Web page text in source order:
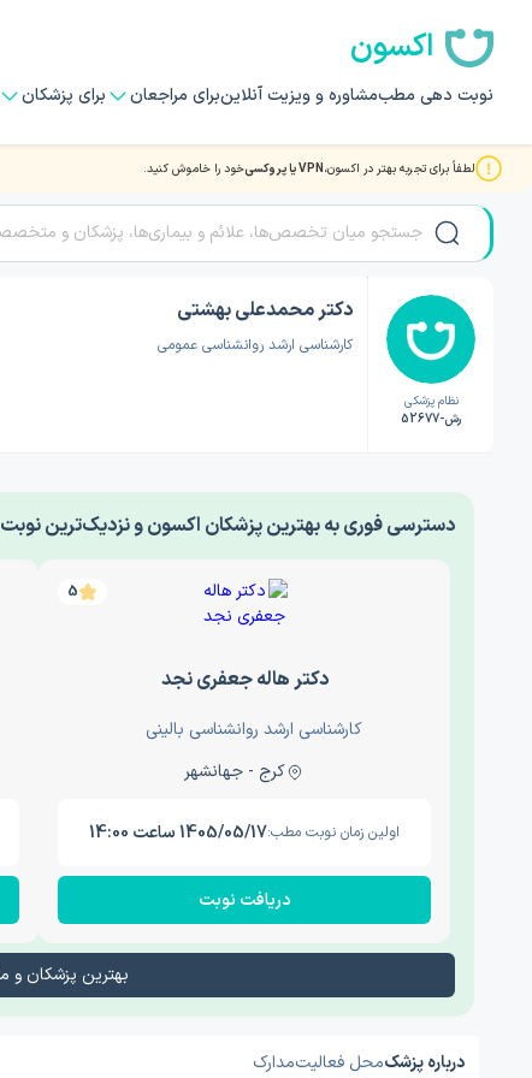
اکسون
نوبت دهی مطبمشاوره و ویزیت آنلاینبرای مراجعان برای پزشکان
لطفاً برای تجربه بهتر در اکسون،VPN یا پروکسی خود را خاموش کنید. صفحه اصلی/دکتر روانشناسی/دکتر محمدعلی بهشتی
نظام پزشکی
رش-52677
دکتر محمدعلی بهشتی
کارشناسی ارشد روانشناسی عمومی
5
دکتر هاله جعفری نجد
کارشناسی ارشد روانشناسی بالینی
کرج - جهانشهر
اولین زمان نوبت مطب:1405/05/17 ساعت 14:00
دریافت نوبت
بهترین پزشکان
درباره پزشکمحل فعالیتمدارک